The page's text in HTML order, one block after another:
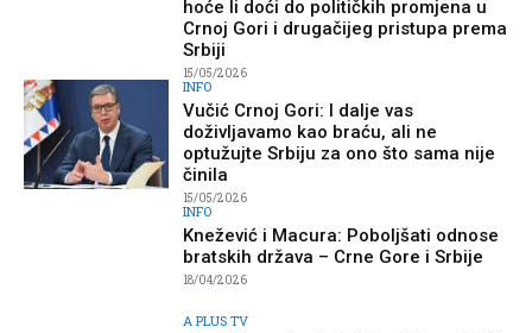
hoće li doći do političkih promjena u
Crnoj Gori i drugačijeg pristupa prema
Srbiji
15/05/2026
INFO
Vučić Crnoj Gori: I dalje vas
doživljavamo kao braću, ali ne
optužujte Srbiju za ono što sama nije
činila
15/05/2026
INFO
Knežević i Macura: Poboljšati odnose
bratskih država – Crne Gore i Srbije
18/04/2026
A PLUS TV